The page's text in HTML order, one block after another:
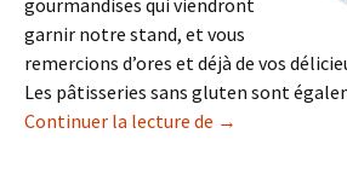
gourmandises qui viendront
garnir notre stand, et vous
remercions d’ores et déjà de vos
Les pâtisseries sans gluten sont
Continuer la lecture de Pâtisseries
→